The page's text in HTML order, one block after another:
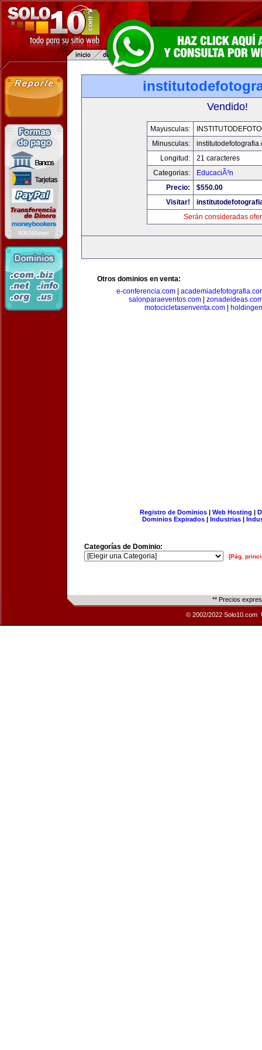
Vendido!
Mayusculas:
Minusculas:
Longitud:
21 caracteres
Categorias:
EducaciÃ³n
Precio:
$550.00
Visitar!
Serán consideradas
Otros dominios en venta:
e-conferencia.com
salonparaeventos.com
motocicletasenventa.com|
Registro de Dominios| Web Hosting |
Dominios Expirados | Industrias |
Categorías de Dominio:
[Pág.
** Precios
© 2002/2022 Solo10.com